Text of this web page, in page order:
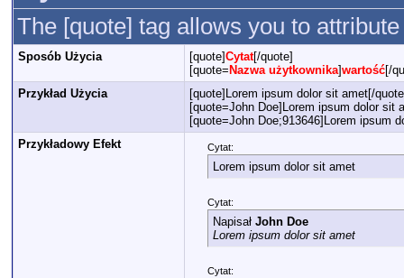
The [quote] tag allows you to
Sposób Użycia [quote]Cytat[/quote]
[quote= Nazwa użytkownika]wartość[/
Przykład Użycia
[quote]Lorem ipsum dolor sit amet[/
[quote=John Doe]Lorem ipsum dolor sit
[quote=John Doe;913646]Lorem ipsum
Przykładowy Efekt
Cytat:
Lorem ipsum dolor sit amet
Cytat:
Napisał John Doe
Lorem ipsum dolor sit amet
Cytat: